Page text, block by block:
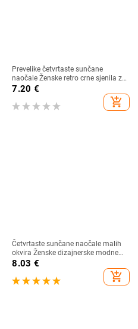
Prevelike četvrtaste sunčane
naočale Ženske retro crne sjenila za
vožnju Naočale Ženske vintage
dizajnerske sunčane naočale s
ogledalom
7.20 €
add_shopping_cart
Četvrtaste sunčane naočale malih
okvira Ženske dizajnerske modne
luksuzne sunčane naočale Ženske
vintage šuplje leopard plave Oculos
De Sol
8.03 €
add_shopping_cart